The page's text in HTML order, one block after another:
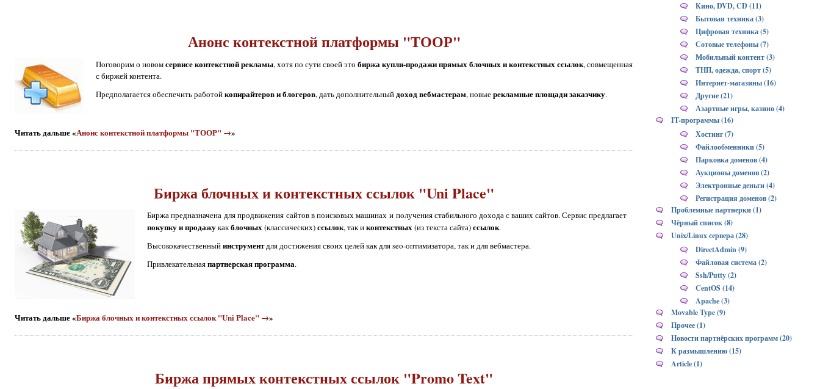
Анонс контекстной платформы "ТООР"
Поговорим о новомсервисе контекстной рекламы, хотя по сути своей это биржа купли-продажи прямых блочных и контекстных ссылок, совмещенная
с биржей контента.
Предполагается обеспечить работойкопирайтеров и блогеров, дать дополнительный доход вебмастерам, новыерекламные площади заказчику.
Читать дальше «Анонс контекстной платформы "ТООР" →»
Биржа блочных и контекстных ссылок "Uni Place"
Биржа предназначена для продвижения сайтов в поисковых машинах и получения стабильного дохода с ваших сайтов. Сервис предлагает
покупку и продажукакблочных(классических)ссылок, так иконтекстных(из текста сайта)ссылок.
Высококачественныйинструментдля достижения своих целей как для seo-оптимизатора, так и для вебмастера.
Привлекательнаяпартнерская программа.
Читать дальше «Биржа блочных и контекстных ссылок "Uni Place" →»
Биржа прямых контекстных ссылок "Promo Text"
Кино, DVD, CD (11)
Бытовая техника (3)
Цифровая техника (5)
Сотовые телефоны (7)
Мобильный контент (3)
ТНП, одежда, спорт (5)
Интернет-магазины (16)
Другие (21)
Азартные игры, казино (4)
IT-программы (16)
Хостинг (7)
Файлообменники (5)
Парковка доменов (4)
Аукционы доменов (2)
Электронные деньги (4)
Регистрация доменов (2)
Проблемные партнерки (1)
Чёрный список (8)
Unix/Linux сервера (28)
DirectAdmin (9)
Файловая система (2)
Ssh/Putty (2)
CentOS (14)
Apache (3)
Movable Type (9)
Прочее (1)
Новости партнёрских программ (20)
К размышлению (15)
Article (1)